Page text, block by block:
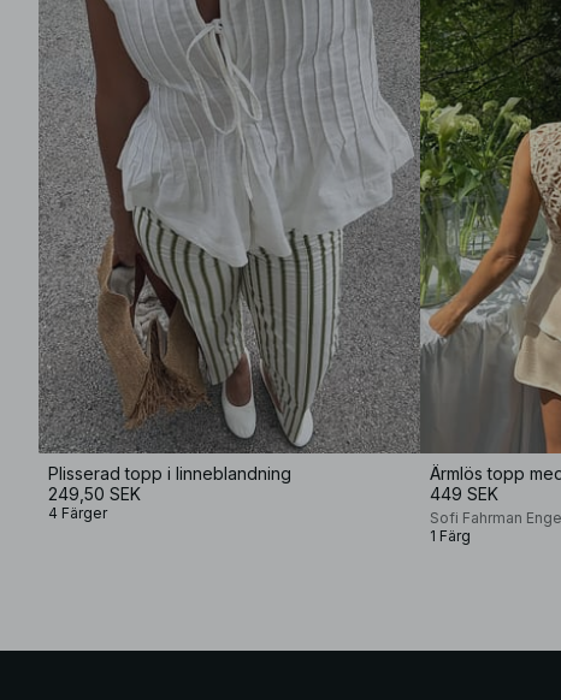
Plisserad topp i linneblandning
249,50 SEK
4 Färger
Ärmlös topp
449 SEK
Sofi Fahrman
1 Färg